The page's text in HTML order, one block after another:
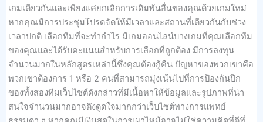
เกมเดียวกันและเพียงแค่ยกเลิกการเดิมพันอื่นของคุณด้วยเกมใหม่
หากคุณมีการประชุมโปรดจัดให้มีเวลาและสถานที่เดียวกันกับช่วง
เวลาปกติ เลือกทีมที่จะทำกำไร มีเกมออนไลน์บางเกมที่คุณเลือกทีม
ของคุณและได้รับคะแนนสำหรับการเลือกที่ถูกต้อง มีการลงทุน
จำนวนมากในหลักสูตรเหล่านี้ซึ่งคุณต้องกู้คืน ปัญหาของพวกเขาคือ
พวกเขาต้องการ 1 หรือ 2 คนที่สามารถมุ่งเน้นไปที่การป้องกันปีก
ของทั้งสองทีมเว็บไซต์ดังกล่าวที่มีเนื้อหาให้ข้อมูลและรูปภาพที่น่า
สนใจจำนวนมากอาจดึงดูดใจมากกว่าเว็บไซต์ทางการแพทย์